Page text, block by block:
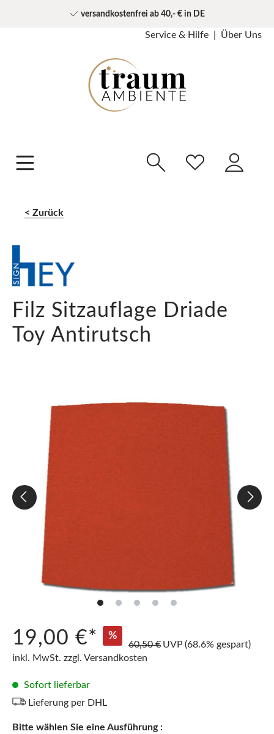
versandkostenfrei ab 40,- € in DE
Service & Hilfe Über Uns
Zurück
Filz Sitzauflage Driade
Toy Antirutsch
19,00 €* %
60,50 € UVP (68.6% gespart)
inkl. MwSt. zzgl. Versandkosten
Sofort lieferbar
Lieferung per DHL
Bitte wählen Sie eine Ausführung :